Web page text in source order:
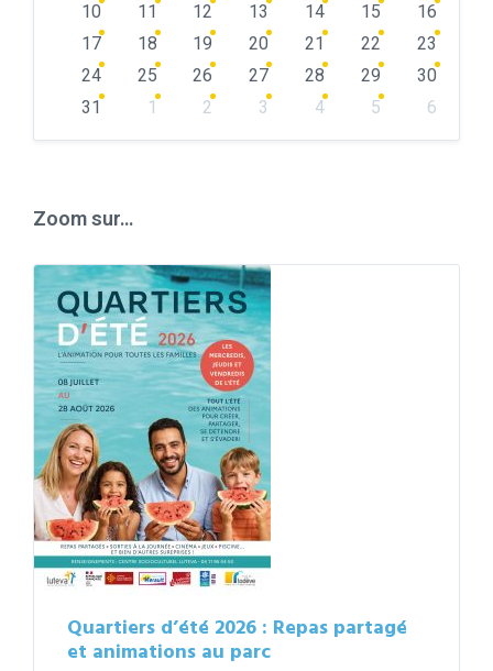
10
11 12 13 14 15
16
17
18 19 20 21 22
23
24
25 26 27 28 29
30
31
1 2 3 4 5
6
Zoom sur…
Quartiers d’été 2026 : Repas partagé
et animations au parc